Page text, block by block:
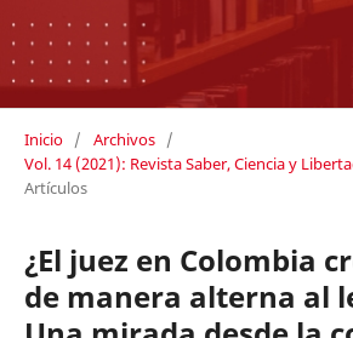
Inicio / Archivos /
Vol. 14 (2021): Revista Saber, Ciencia y
Artículos
¿El juez en Colombia
de manera alterna al